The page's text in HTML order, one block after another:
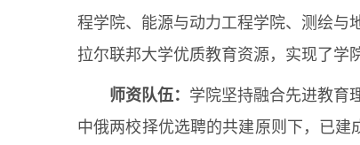
程学院、能源与动力工程学院、测绘与
拉尔联邦大学优质教育资源，实现了学
师资队伍： 学院坚持融合先进教育
中俄两校择优选聘的共建原则下，已